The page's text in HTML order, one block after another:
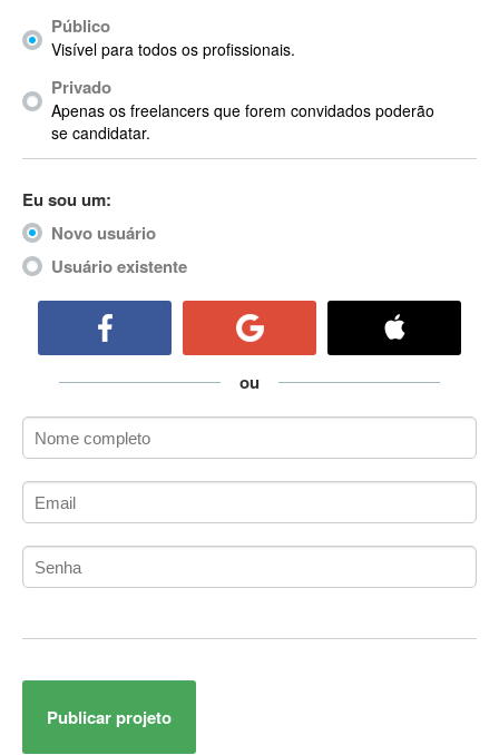
Acrobat X
ACT
Actian
Actimize
ActionScript 3
Active Directory
ActiveCollab
ActiveX
ActiveX Data Objects (ADO)
Ada
Adianti Framework
ADK
Administração
Administração de Artistas e Repertórios
Administração de Redes
Administração PostgreSQL
ADO.NET Entity Framework
Público
Visível para todos os profissionais.
Privado
Apenas os freelancers que forem convidados poderão
se candidatar.
Eu sou um:
Novo usuário
Usuário existente
ou
Publicar projeto